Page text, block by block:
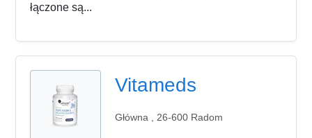
łączone są...
Vitameds
Główna , 26-600 Radom